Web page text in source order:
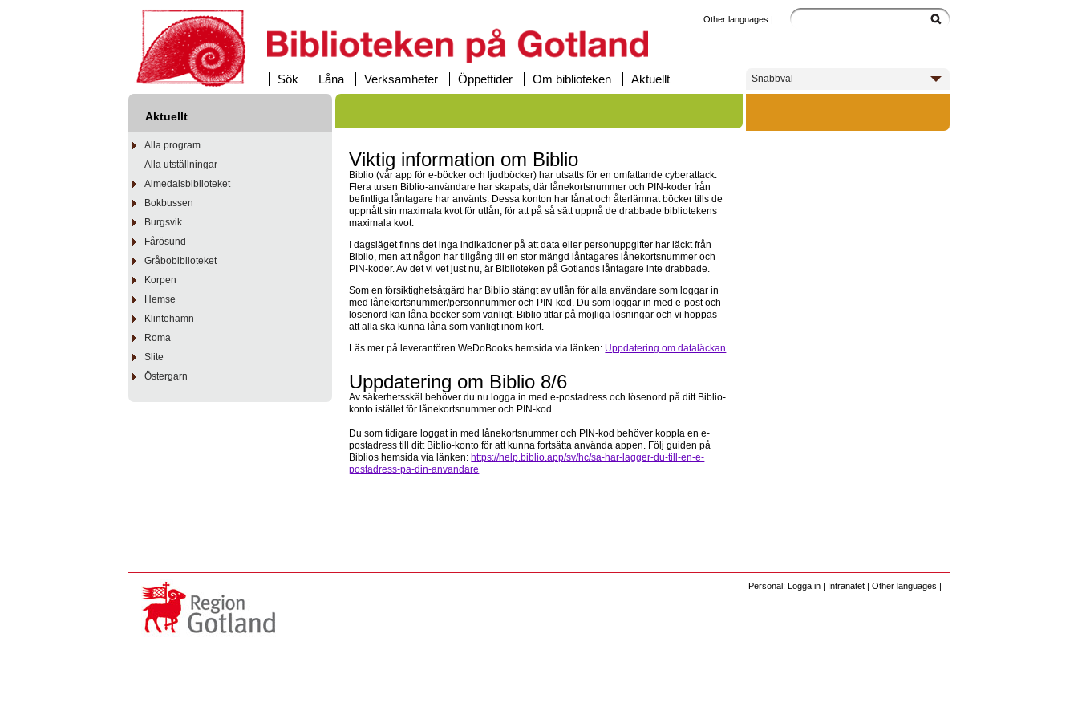
Sök Låna Verksamheter Öppettider Om biblioteken Aktuellt
Other languages |
Snabbval
Aktuellt
Alla program
Alla utställningar
Almedalsbiblioteket
Bokbussen
Burgsvik
Fårösund
Gråbobiblioteket
Korpen
Hemse
Klintehamn
Roma
Slite
Östergarn
Viktig information om Biblio
Biblio (vår app för e-böcker och ljudböcker) har utsatts för en omfattande cyberattack.
Flera tusen Biblio-användare har skapats, där lånekortsnummer och PIN-koder från
befintliga låntagare har använts. Dessa konton har lånat och återlämnat böcker tills de
uppnått sin maximala kvot för utlån, för att på så sätt uppnå de drabbade bibliotekens
maximala kvot.
I dagsläget finns det inga indikationer på att data eller personuppgifter har läckt från
Biblio, men att någon har tillgång till en stor mängd låntagares lånekortsnummer och
PIN-koder. Av det vi vet just nu, är Biblioteken på Gotlands låntagare inte drabbade.
Som en försiktighetsåtgärd har Biblio stängt av utlån för alla användare som loggar in
med lånekortsnummer/personnummer och PIN-kod. Du som loggar in med e-post och
lösenord kan låna böcker som vanligt. Biblio tittar på möjliga lösningar och vi hoppas
att alla ska kunna låna som vanligt inom kort.
Läs mer på leverantören WeDoBooks hemsida via länken: Uppdatering om dataläckan
Uppdatering om Biblio 8/6
Av säkerhetsskäl behöver du nu logga in med e-postadress och lösenord på ditt Biblio-
konto istället för lånekortsnummer och PIN-kod.
Du som tidigare loggat in med lånekortsnummer och PIN-kod behöver koppla en e-
postadress till ditt Biblio-konto för att kunna fortsätta använda appen. Följ guiden på
Biblios hemsida via länken: https://help.biblio.app/sv/hc/sa-har-lagger-du-till-en-e-
postadress-pa-din-anvandare
Personal: Logga in | Intranätet | Other languages |